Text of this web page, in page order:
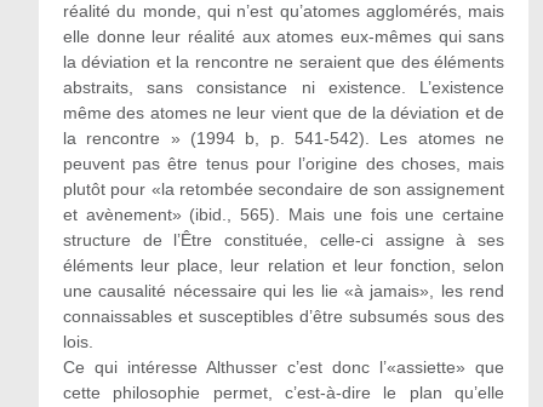
réalité du monde, qui n’est qu’atomes agglomérés, mais
elle donne leur réalité aux atomes eux-mêmes qui sans
la déviation et la rencontre ne seraient que des éléments
abstraits, sans consistance ni existence. L’existence
même des atomes ne leur vient que de la déviation et de
la rencontre » (1994 b, p. 541-542). Les atomes ne
peuvent pas être tenus pour l’origine des choses, mais
plutôt pour «la retombée secondaire de son assignement
et avènement» (ibid., 565). Mais une fois une certaine
structure de l’Être constituée, celle-ci assigne à ses
éléments leur place, leur relation et leur fonction, selon
une causalité nécessaire qui les lie «à jamais», les rend
connaissables et susceptibles d’être subsumés sous des
lois.
Ce qui intéresse Althusser c’est donc l’«assiette» que
cette philosophie permet, c’est-à-dire le plan qu’elle